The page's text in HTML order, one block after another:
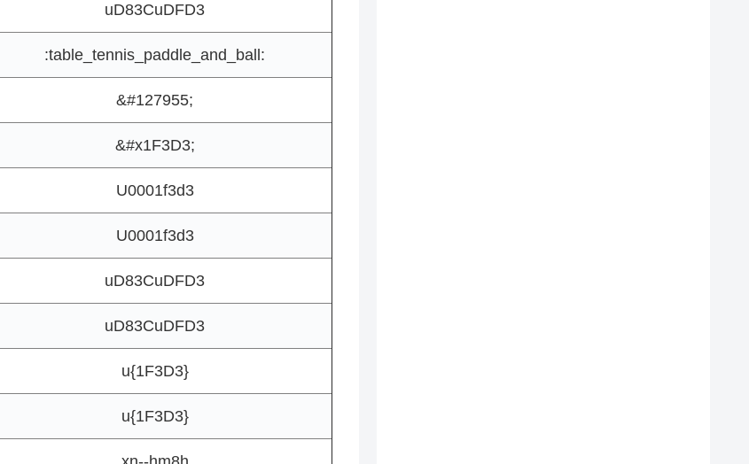
uD83CuDFD3
:table_tennis_paddle_and_ball:
&#127955;
&#x1F3D3;
U0001f3d3
U0001f3d3
uD83CuDFD3
uD83CuDFD3
u{1F3D3}
u{1F3D3}